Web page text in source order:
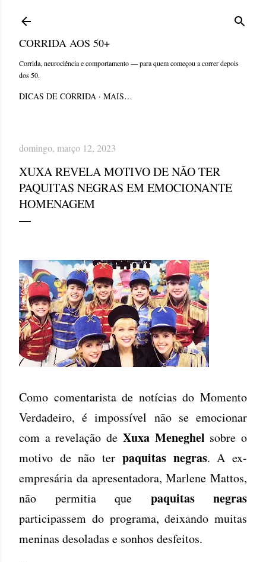
CORRIDA AOS 50+
Corrida, neurociência e comportamento — para quem começou a correr depois
dos 50.
DICAS DE CORRIDA MAIS…
domingo, março 12, 2023
XUXA REVELA MOTIVO DE NÃO TER
PAQUITAS NEGRAS EM EMOCIONANTE
HOMENAGEM
Como comentarista de notícias do Momento
Verdadeiro, é impossível não se emocionar
com a revelação de Xuxa Meneghel sobre o
motivo de não ter paquitas negras. A ex-
empresária da apresentadora, Marlene Mattos,
não permitia que paquitas negras
participassem do programa, deixando muitas
meninas desoladas e sonhos desfeitos.